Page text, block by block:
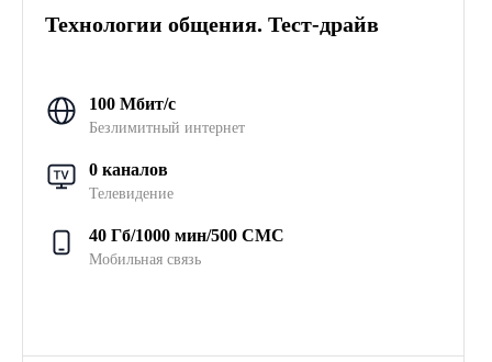
Технологии общения. Тест-драйв
100 Мбит/с
Безлимитный интернет
0 каналов
Телевидение
40 Гб/1000 мин/500 СМС
Мобильная связь